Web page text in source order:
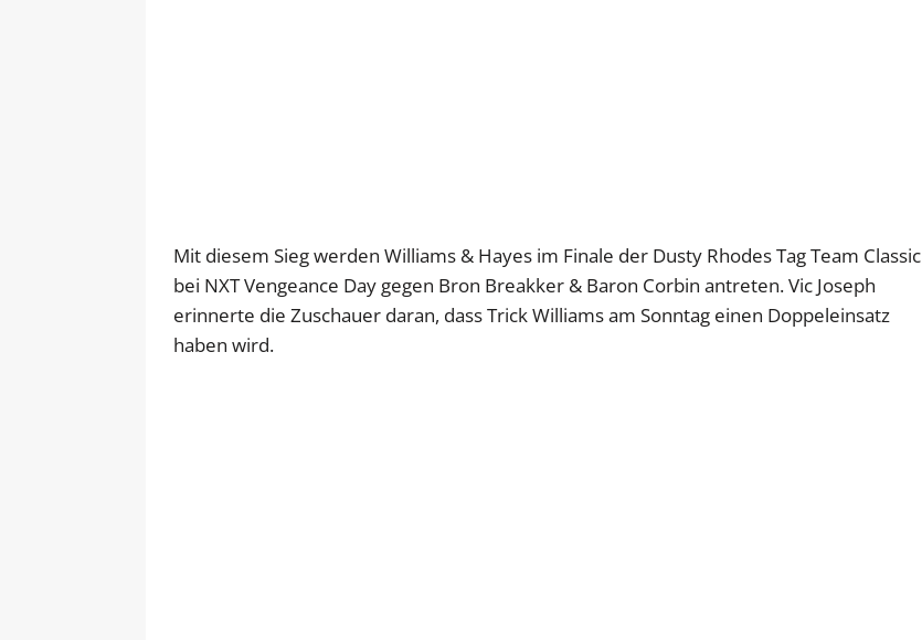
Mit diesem Sieg werden Williams & Hayes im Finale der Dusty Rhodes Tag Team Classic
bei NXT Vengeance Day gegen Bron Breakker & Baron Corbin antreten. Vic Joseph
erinnerte die Zuschauer daran, dass Trick Williams am Sonntag einen Doppeleinsatz
haben wird.